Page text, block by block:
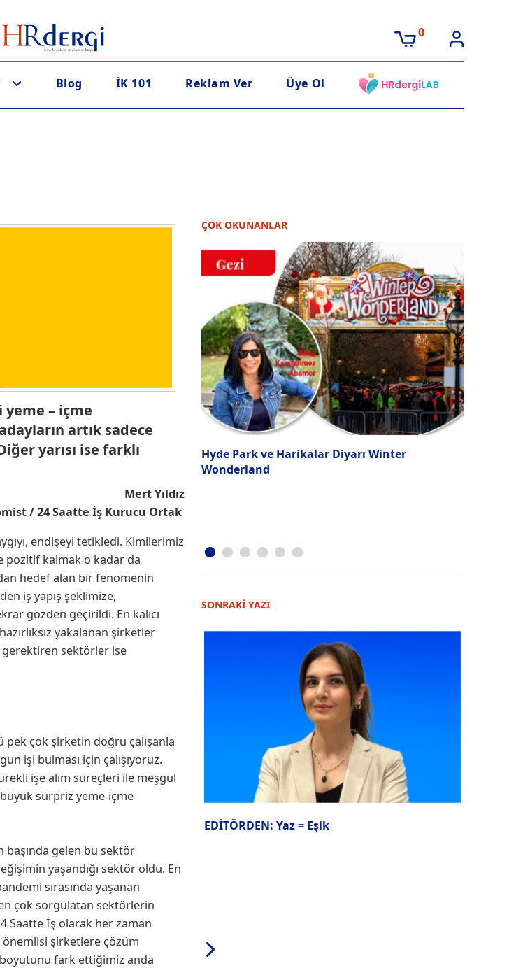
0
Blog İK 101 Reklam Ver Üye Ol
– içme
artık sadece
yarısı ise farklı
Mert Yıldız
/ 24 Saatte İş Kurucu Ortak
endişeyi tetikledi. Kimilerimiz
pozitif kalmak o kadar da
hedef alan bir fenomenin
iş yapış şeklimize,
gözden geçirildi. En kalıcı
yakalanan şirketler
gerektiren sektörler ise
pek çok şirketin doğru çalışanla
işi bulması için çalışıyoruz.
işe alım süreçleri ile meşgul
sürpriz yeme-içme
başında gelen bu sektör
yaşandığı sektör oldu. En
sırasında yaşanan
çok sorgulatan sektörlerin
Saatte İş olarak her zaman
önemlisi şirketlere çözüm
boyutunu fark ettiğimiz anda
ÇOK OKUNANLAR
Hyde Park ve Harikalar Diyarı Winter
Wonderland
SONRAKİ YAZI
EDİTÖRDEN: Yaz = Eşik